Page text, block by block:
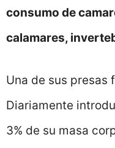
consumo de
calamares,
Una de sus presas
Diariamente
3% de su masa